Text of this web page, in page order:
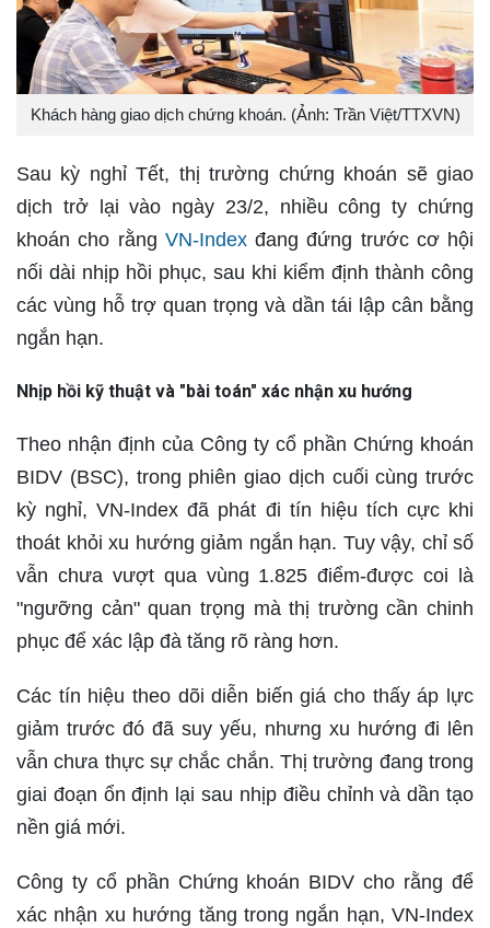
Khách hàng giao dịch chứng khoán. (Ảnh: Trần Việt/TTXVN)
Sau kỳ nghỉ Tết, thị trường chứng khoán sẽ giao
dịch trở lại vào ngày 23/2, nhiều công ty chứng
khoán cho rằng VN-Index đang đứng trước cơ hội
nối dài nhịp hồi phục, sau khi kiểm định thành công
các vùng hỗ trợ quan trọng và dần tái lập cân bằng
ngắn hạn.
Nhịp hồi kỹ thuật và "bài toán" xác nhận xu hướng
Theo nhận định của Công ty cổ phần Chứng khoán
BIDV (BSC), trong phiên giao dịch cuối cùng trước
kỳ nghỉ, VN-Index đã phát đi tín hiệu tích cực khi
thoát khỏi xu hướng giảm ngắn hạn. Tuy vậy, chỉ số
vẫn chưa vượt qua vùng 1.825 điểm-được coi là
"ngưỡng cản" quan trọng mà thị trường cần chinh
phục để xác lập đà tăng rõ ràng hơn.
Các tín hiệu theo dõi diễn biến giá cho thấy áp lực
giảm trước đó đã suy yếu, nhưng xu hướng đi lên
vẫn chưa thực sự chắc chắn. Thị trường đang trong
giai đoạn ổn định lại sau nhịp điều chỉnh và dần tạo
nền giá mới.
Công ty cổ phần Chứng khoán BIDV cho rằng để
xác nhận xu hướng tăng trong ngắn hạn, VN-Index